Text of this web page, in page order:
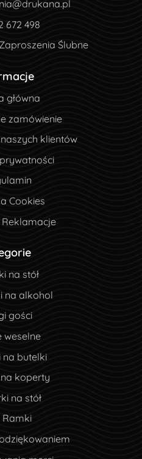
672 498
Ślubne
główna
główna
zamówienie
zamówienie
klientów
klientów
Cookies
Cookies
na stół
na alkohol
gości
weselne
na butelki
na koperty
na stół
Ramki